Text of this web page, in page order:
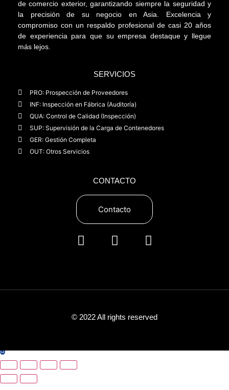
de comercio exterior, garantizando siempre la seguridad y
la precisión de su negocio en Asia. Excelencia y
compromiso con un respaldo profesional de casi 20 años
de experiencia para que su empresa destaque y llegue
más lejos.
SERVICIOS
PRO: Prospección de Proveedores
INF: Inspección en Fábrica (Auditoría)
QUA: Control de Calidad (Inspección)
SUP: Supervisión de la Carga de Contenedores
GER: Gestión Completa
OUT: Otros Servicios
CONTACTO
Contacto
© 2022 All rights reserved